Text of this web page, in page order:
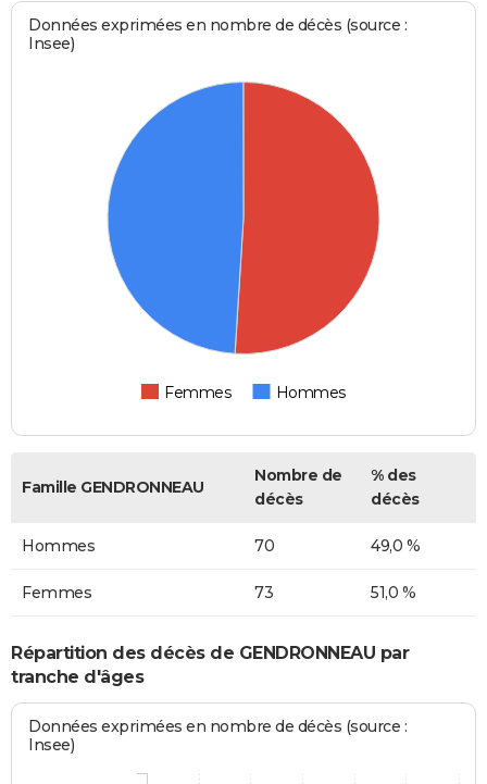
Données exprimées en nombre de décès (source :
Insee)
Femmes Hommes
Famille GENDRONNEAU
Nombre de
décès
% des
décès
Hommes 70 49,0 %
Femmes 73 51,0 %
Répartition des décès de GENDRONNEAU par
tranche d'âges
Données exprimées en nombre de décès (source :
Insee)